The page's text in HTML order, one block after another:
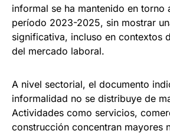
informal se ha mantenido en torno
período 2023-2025, sin mostrar
significativa, incluso en contextos
del mercado laboral.
A nivel sectorial, el documento
informalidad no se distribuye de
Actividades como servicios,
construcción concentran mayores